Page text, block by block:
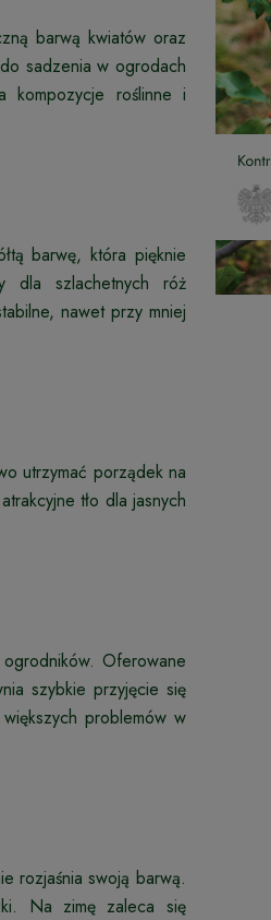
barwą kwiatów oraz
sadzenia w ogrodach
kompozycje roślinne i
barwę, która pięknie
dla szlachetnych róż
nawet przy mniej
utrzymać porządek na
tło dla jasnych
Oferowane
szybkie przyjęcie się
problemów w
rozjaśnia swoją barwą.
Na zimę zaleca się